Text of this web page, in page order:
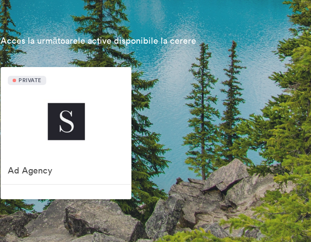
Acces la următoarele active disponibile la cerere
PRIVATE
Ad Agency